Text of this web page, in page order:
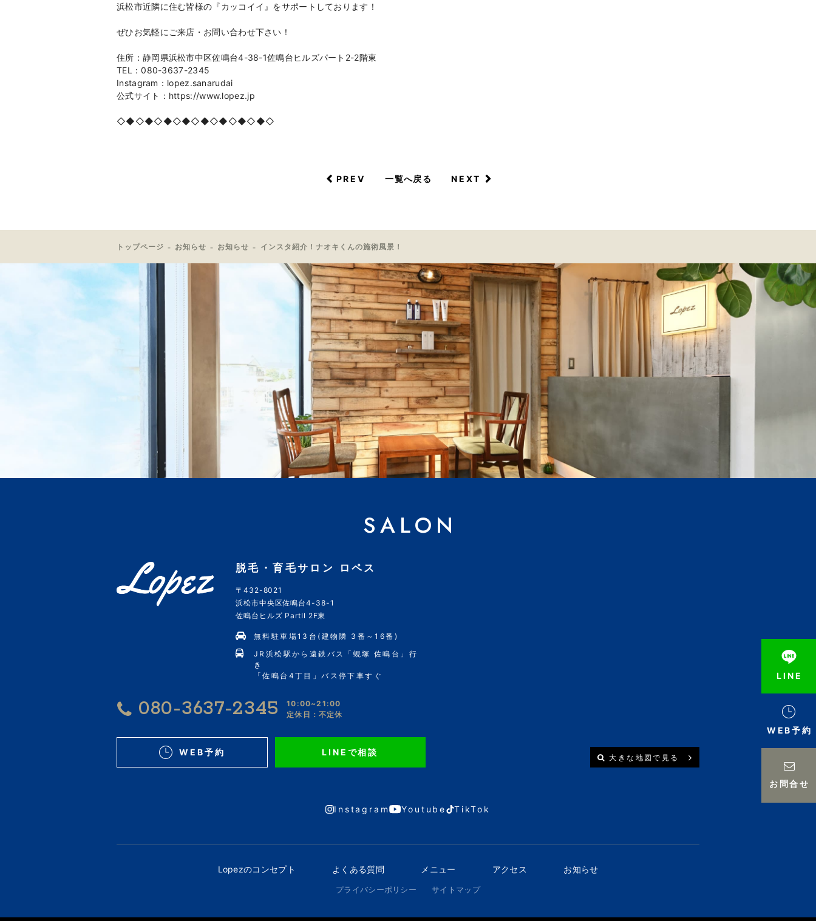
浜松市近隣に住む皆様の『カッコイイ』をサポートしております！
ぜひお気軽にご来店・お問い合わせ下さい！
住所：静岡県浜松市中区佐鳴台4-38-1佐鳴台ヒルズパート2-2階東
TEL：080-3637-2345
Instagram：lopez.sanarudai
公式サイト：https://www.lopez.jp
◇◆◇◆◇◆◇◆◇◆◇◆◇◆◇◆◇
PREV 一覧へ戻る NEXT
トップページ お知らせ お知らせ インスタ紹介！ナオキくんの施術風景！
LINE
WEB予約
お問合せ
SALON
脱毛・育毛サロン ロペス
〒432-8021
浜松市中央区佐鳴台4-38-1
佐鳴台ヒルズ PartII 2F東
無料駐車場13台(建物隣 3番～16番)
JR浜松駅から遠鉄バス「蜆塚 佐鳴台」行
き
「佐鳴台4丁目」バス停下車すぐ
080-3637-2345
10:00~21:00
定休日：不定休
WEB予約 LINEで相談 大きな地図で見る
Instagram Youtube TikTok
Lopezのコンセプト よくある質問 メニュー アクセス お知らせ
プライバシーポリシー サイトマップ